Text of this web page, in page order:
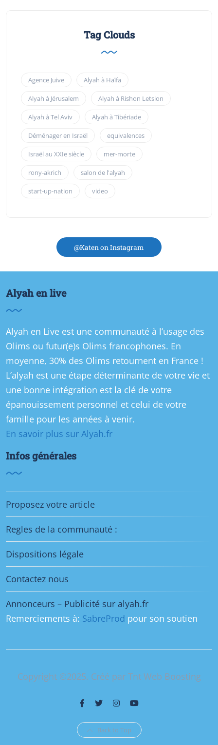
Tag Clouds
Agence Juive Alyah à Haïfa
Alyah à Jérusalem Alyah à Rishon Letsion
Alyah à Tel Aviv Alyah à Tibériade
Déménager en Israël equivalences
Israël au XXIe siècle mer-morte
rony-akrich salon de l'alyah
start-up-nation video
@Katen on Instagram
Alyah en live
Alyah en Live est une communauté à l’usage des
Olims ou futur(e)s Olims francophones. En
moyenne, 30% des Olims retournent en France !
L’alyah est une étape déterminante de votre vie et
une bonne intégration est la clé de votre
épanouissement personnel et celui de votre
famille pour les années à venir.
En savoir plus sur Alyah.fr
Infos générales
Proposez votre article
Regles de la communauté :
Dispositions légale
Contactez nous
Annonceurs – Publicité sur alyah.fr
Remerciements à: SabreProd pour son soutien
Copyright ©2025. Créé par Tnt Web Boosting
Back to Top